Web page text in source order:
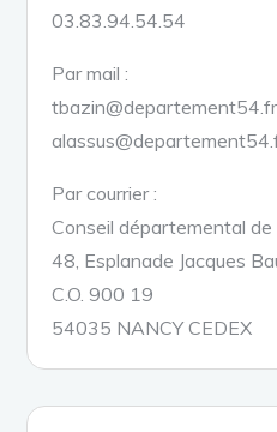
03.83.94.54.54
Par mail :
tbazin@departement54.fr
Par courrier :
Conseil départemental
48, Esplanade Jacques
C.O. 900 19
54035 NANCY CEDEX